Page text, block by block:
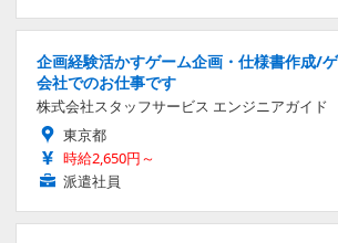
企画経験活かすゲーム企画・仕様書作成/
会社でのお仕事です
株式会社スタッフサービス エンジニアガイド
東京都
時給2,650円～
派遣社員